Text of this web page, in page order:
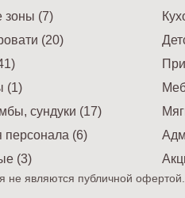
зоны (7)
(20)
(1)
сундуки (17)
персонала (6)
(3)
не являются публичной